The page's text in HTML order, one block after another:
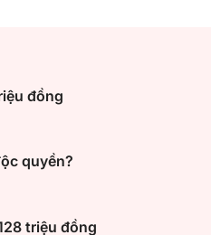
đồng
quyền?
triệu đồng